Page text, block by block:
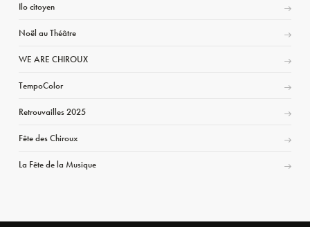
Ilo citoyen
Noël au Théâtre
WE ARE CHIROUX
TempoColor
Retrouvailles 2025
Fête des Chiroux
La Fête de la Musique